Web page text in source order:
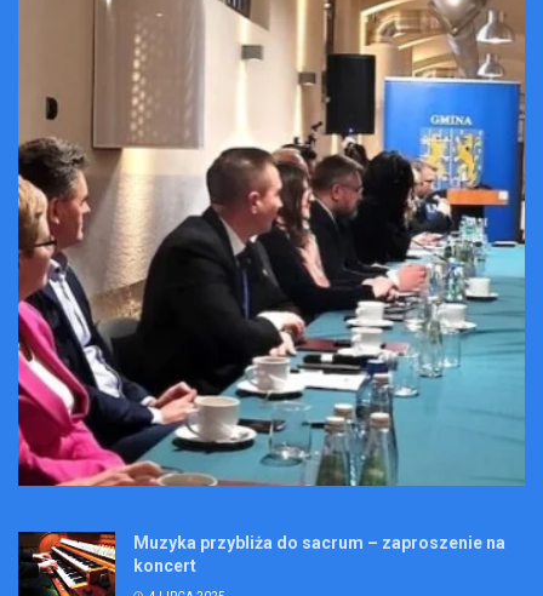
Muzyka przybliża do sacrum – zaproszenie na
koncert